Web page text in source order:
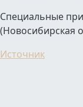
Специальные
(Новосибирская
Источник